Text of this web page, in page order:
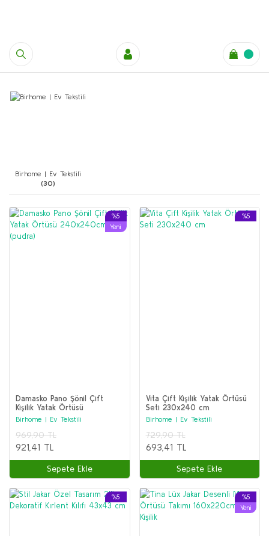
Birhome | Ev Tekstili
(30)
%5
Yeni
Damasko Pano Şönil Çift
Kişilik Yatak Örtüsü
240x240cm (pudra)
Birhome | Ev Tekstili
969,90 TL
921,41 TL
Sepete Ekle
%5
Vita Çift Kişilik Yatak Örtüsü
Seti 230x240 cm
Birhome | Ev Tekstili
729,90 TL
693,41 TL
Sepete Ekle
%5
%5
Yeni